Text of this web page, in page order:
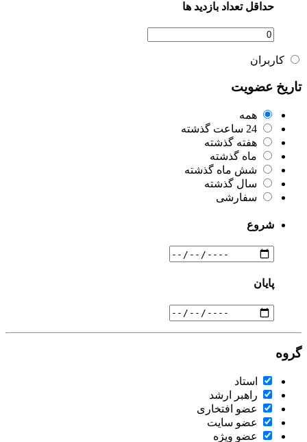
حداقل تعداد بازدید ها
کاربران
تاریخ عضویت
همه
24 ساعت گذشته
هفته گذشته
ماه گذشته
شش ماه گذشته
سال گذشته
سفارشی
شروع
پایان
گروه
استاد
راهبر ارشد
عضو افتخاری
عضو سایت
عضو ویژه